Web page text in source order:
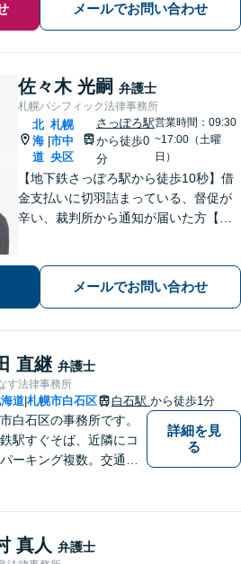
メールでお問い合わせ
佐々木 光嗣 弁護士
札幌パシフィック法律事務所
北
海
道
|
札幌
市中
央区
さっぽろ駅
から徒歩0
分
営業時間：09:30
~17:00（土曜
日）
【地下鉄さっぽろ駅から徒歩10秒】借
金支払いに切羽詰まっている、督促が
辛い、裁判所から通知が届いた方【相
せください。自己破産・個人再生・任
意整理／法人破産いずれも対応
メールでお問い合わせ
直継 弁護士
す法律事務所
道 札幌市白石区 白石駅 から徒歩1分
白石区の事務所です。
駅すぐそば、近隣にコ
ーキング複数。交通の
セス良好。相続、交通
離婚、債務整理など幅
詳細を見
る
真人 弁護士